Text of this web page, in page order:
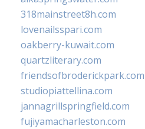
318mainstreet8h.com
lovenailsspari.com
oakberry-kuwait.com
quartzliterary.com
friendsofbroderickpark.com
studiopiattellina.com
jannagrillspringfield.com
fujiyamacharleston.com